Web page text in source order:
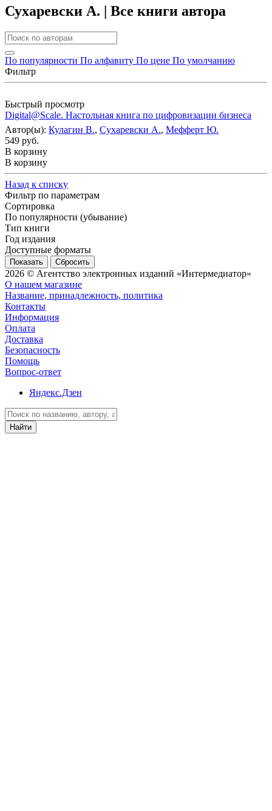
Сухаревски А. | Все книги автора
По популярности По алфавиту По цене По умолчанию
Фильтр
Быстрый просмотр
Digital@Scale. Настольная книга по цифровизации бизнеса
Автор(ы): Кулагин В., Сухаревски А., Мефферт Ю.
549 руб.
В корзину
В корзину
Назад к списку
Фильтр по параметрам
Сортировка
По популярности (убывание)
Тип книги
Год издания
Доступные форматы
Сбросить
2026 © Агентство электронных изданий «Интермедиатор»
О нашем магазине
Название, принадлежность, политика
Контакты
Информация
Оплата
Доставка
Безопасность
Помощь
Вопрос-ответ
Яндекс.Дзен
Найти